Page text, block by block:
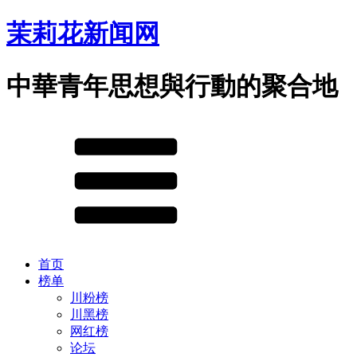
茉莉花新闻网
中華青年思想與行動的聚合地
首页
榜单
川粉榜
川黑榜
网红榜
论坛